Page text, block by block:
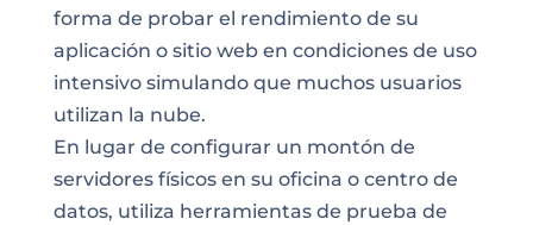
forma de probar el rendimiento de su
aplicación o sitio web en condiciones de uso
intensivo simulando que muchos usuarios
utilizan la nube.
En lugar de configurar un montón de
servidores físicos en su oficina o centro de
datos, utiliza herramientas de prueba de